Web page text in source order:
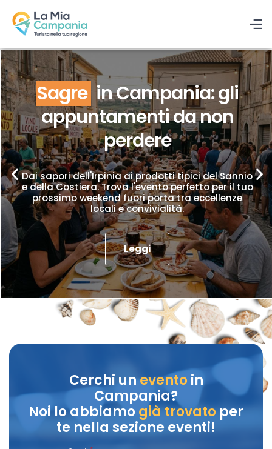
Sagre in Campania: gli
appuntamenti da non
perdere
Dai sapori dell'Irpinia ai prodotti tipici del Sannio
e della Costiera. Trova l'evento perfetto per il tuo
prossimo weekend fuori porta tra eccellenze
locali e convivialità.
Leggi
Cerchi unevento in
Campania?
Noi lo abbiamo già trovatoper
te nella sezione eventi!